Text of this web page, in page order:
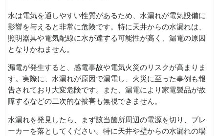
水は電気を通しやすい性質があるため、水漏れが電気設備に
影響を与えると非常に危険です。特に天井からの水漏れは、
照明器具や電気配線に水が達する可能性が高く、漏電の原因
となりかねません。
漏電が発生すると、感電事故や電気火災のリスクが高まりま
す。実際に、水漏れが原因で漏電し、火災に至った事例も報
告されており大変危険です。また、漏電により家電製品が故
障するなどの二次的な被害も無視できません。
水漏れを発見したら、まず該当箇所周辺の電源を切り、ブレ
ーカーを落としてください。特に天井や壁からの水漏れの場